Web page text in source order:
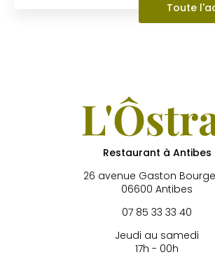
Toute
Restaurant à Antibes
26 avenue Gaston
06600 Antibes
07 85 33 33 40
Jeudi au samedi
17h - 00h